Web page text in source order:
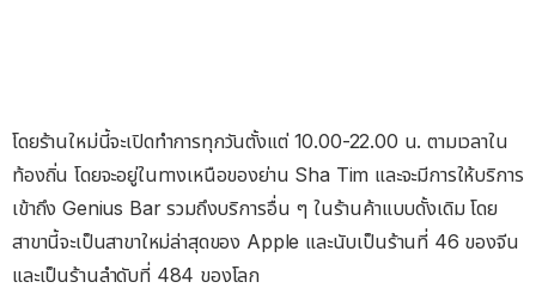
โดยร้านใหม่นี้จะเปิดทำการทุกวันตั้งแต่ 10.00-22.00 น. ตามเวลาใน
ท้องถิ่น โดยจะอยู่ในทางเหนือของย่าน Sha Tim และจะมีการให้บริการ
เข้าถึง Genius Bar รวมถึงบริการอื่น ๆ ในร้านค้าแบบดั้งเดิม โดย
สาขานี้จะเป็นสาขาใหม่ล่าสุดของ Apple และนับเป็นร้านที่ 46 ของจีน
และเป็นร้านลำดับที่ 484 ของโลก